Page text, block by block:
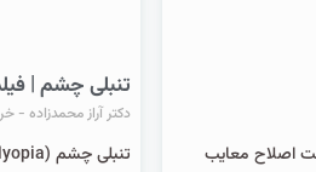
اصلاح معایب
تنبلی چشم |
دکتر آراز محمدزاده